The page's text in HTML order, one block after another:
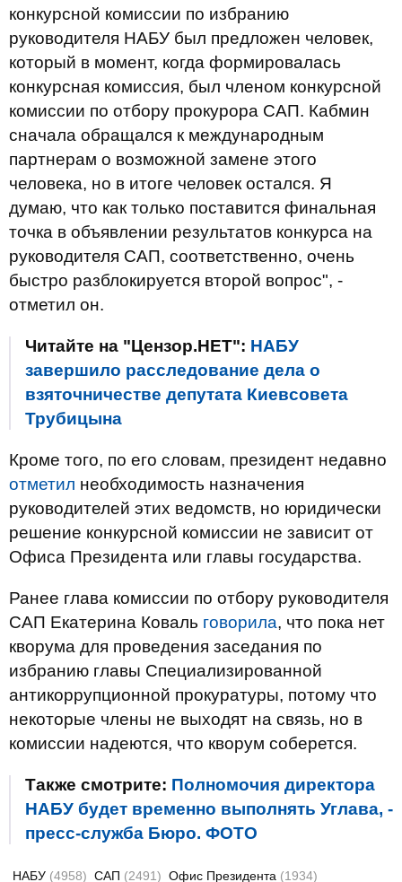
конкурсной комиссии по избранию
руководителя НАБУ был предложен человек,
который в момент, когда формировалась
конкурсная комиссия, был членом конкурсной
комиссии по отбору прокурора САП. Кабмин
сначала обращался к международным
партнерам о возможной замене этого
человека, но в итоге человек остался. Я
думаю, что как только поставится финальная
точка в объявлении результатов конкурса на
руководителя САП, соответственно, очень
быстро разблокируется второй вопрос", -
отметил он.
Читайте на "Цензор.НЕТ": НАБУ
завершило расследование дела о
взяточничестве депутата Киевсовета
Трубицына
Кроме того, по его словам, президент недавно
отметил необходимость назначения
руководителей этих ведомств, но юридически
решение конкурсной комиссии не зависит от
Офиса Президента или главы государства.
Ранее глава комиссии по отбору руководителя
САП Екатерина Коваль говорила, что пока нет
кворума для проведения заседания по
избранию главы Специализированной
антикоррупционной прокуратуры, потому что
некоторые члены не выходят на связь, но в
комиссии надеются, что кворум соберется.
Также смотрите: Полномочия директора
НАБУ будет временно выполнять Углава, -
пресс-служба Бюро. ФОТО
НАБУ (4958) САП (2491) Офис Президента (1934)